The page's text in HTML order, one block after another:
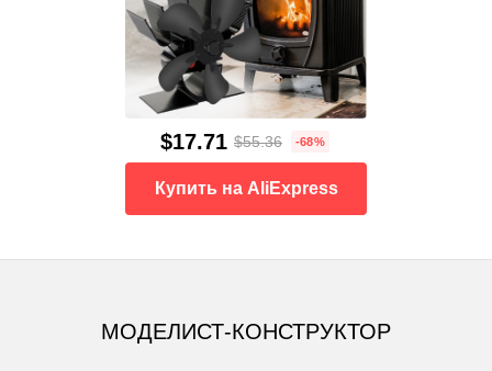
$17.71 $55.36 -68%
Купить на AliExpress
МОДЕЛИСТ-КОНСТРУКТОР